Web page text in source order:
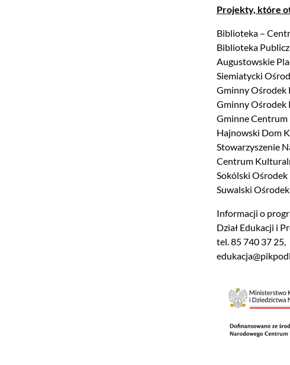
Projekty, które
Biblioteka –
Biblioteka
Augustowskie
Siemiatycki
Gminny Ośrodek
Gminny Ośrodek
Gminne
Hajnowski Dom
Stowarzyszenie
Centrum
Sokólski
Suwalski
Informacji o
Dział Edukacji i
tel. 85 740 37 25,